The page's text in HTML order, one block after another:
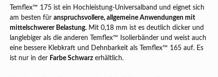
Temflex™ 175 ist ein Hochleistung-Universalband und eignet sich
am besten für anspruchsvollere, allgemeine Anwendungen mit
mittelschwerer Belastung. Mit 0,18 mm ist es deutlich dicker und
langlebiger als die anderen Temflex™ Isolierbänder und weist auch
eine bessere Klebkraft und Dehnbarkeit als Temflex™ 165 auf. Es
ist nur in der Farbe Schwarz erhältlich.